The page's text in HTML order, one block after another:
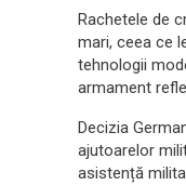
Rachetele de
mari, ceea ce
tehnologii
armament
Decizia
ajutoarelor
asistență